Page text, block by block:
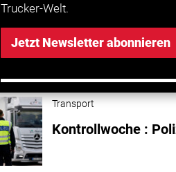
Trucker-Welt.
Jetzt Newsletter abonnieren
Transport
und Bussen
Transport
Kontrollwoche :